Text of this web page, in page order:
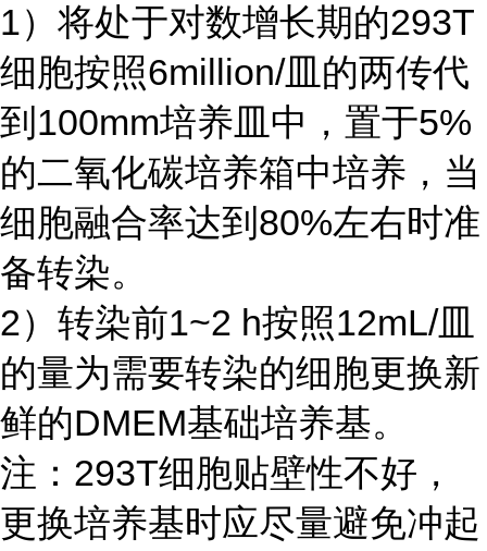
1）将处于对数增长期的293T
细胞按照6million/皿的两传代
到100mm培养皿中，置于5%
的二氧化碳培养箱中培养，当
细胞融合率达到80%左右时准
备转染。
2）转染前1~2 h按照12mL/皿
的量为需要转染的细胞更换新
鲜的DMEM基础培养基。
注：293T细胞贴壁性不好，
更换培养基时应尽量避免冲起